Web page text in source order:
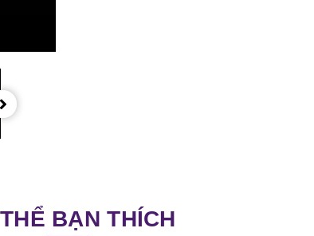
BẠN THÍCH